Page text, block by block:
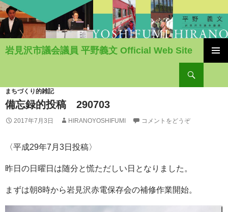
岩見沢市議会議員 平野義文 Official Web Site
ン
ツ
へ
移
まちづくり的雑記
備忘録的投稿 290703
2017年7月3日 HIRANOYOSHIFUMI コメントをどうぞ
〈平成29年7月3日投稿〉
昨日の日曜日は随分と慌ただしい日となりました。
まずは朝8時から岩見沢赤電保存会の補修作業開始。